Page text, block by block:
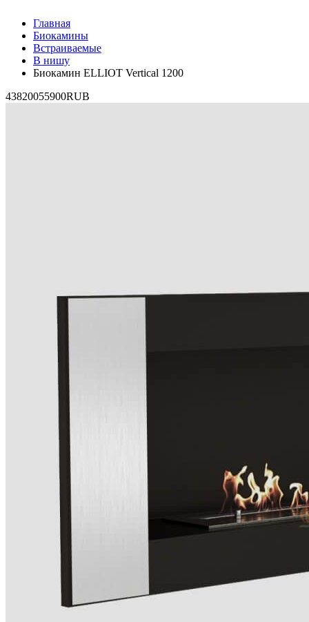
Главная
Биокамины
Встраиваемые
В нишу
Биокамин ELLIOT Vertical 1200
43820055900RUB